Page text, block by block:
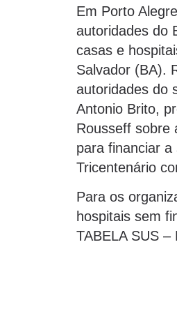
Em Porto
autoridades do
casas e
Salvador (BA).
autoridades do
Antonio Brito,
Rousseff sobre
para financiar
Tricentenário
Para os
hospitais sem
TABELA SUS –